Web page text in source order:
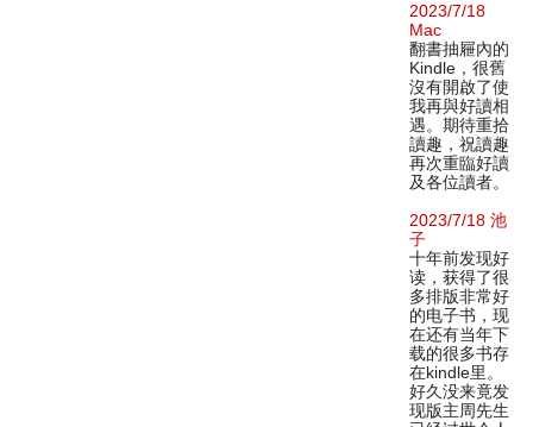
2023/7/18
Mac
翻書抽屜內的
Kindle，很舊
沒有開啟了使
我再與好讀相
遇。期待重拾
讀趣，祝讀趣
再次重臨好讀
及各位讀者。
2023/7/18 池
子
十年前发现好
读，获得了很
多排版非常好
的电子书，现
在还有当年下
载的很多书存
在kindle里。
好久没来竟发
现版主周先生